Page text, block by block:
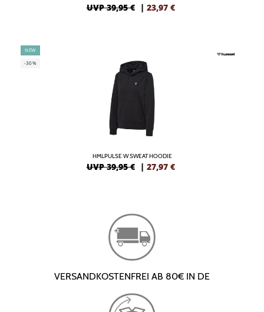
UVP 39,95 € | 23,97 €
NEW
-30%
HMLPULSE W SWEAT HOODIE
UVP 39,95 € | 27,97 €
VERSANDKOSTENFREI AB 80€ IN DE